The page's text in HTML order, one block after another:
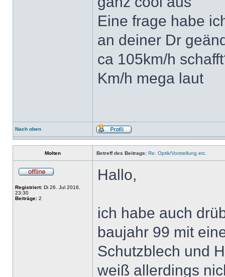
Eine frage habe
an deiner Dr
ca 105km/h
Km/h mega laut
Nach oben
Molten Betreff des Beitrags: Re: Optik/Vorstellung etc.
Registriert: Di 26. Jul 2016,
23:30
Beiträge: 2
Hallo,
ich habe auch
baujahr 99 mit
Schutzblech und
weiß allerdings